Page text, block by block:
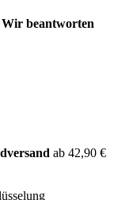
Wir beantworten
ab 42,90 €